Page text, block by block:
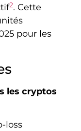
2. Cette
pour les
les cryptos
loss